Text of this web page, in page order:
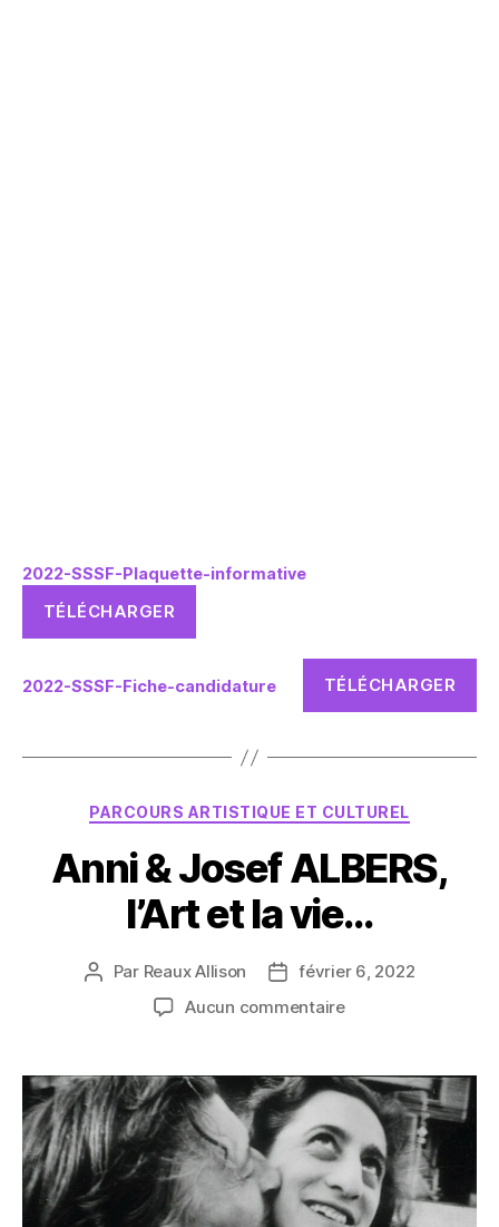
2022-SSSF-Plaquette-informative
TÉLÉCHARGER
2022-SSSF-Fiche-candidature TÉLÉCHARGER
Catégories
PARCOURS ARTISTIQUE ET CULTUREL
Anni & Josef ALBERS,
l’Art et la vie…
Auteur
Par Reaux Allison
Datefévrier 6, 2022
Aucun commentairesur
Josef
ALBERS,
l’Art
et
vie…